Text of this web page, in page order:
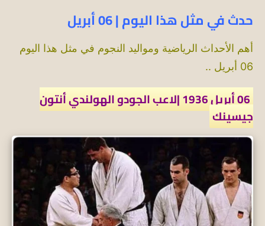
حدث في مثل هذا اليوم | 06 أبريل
أهم الأحداث الرياضية ومواليد النجوم في مثل هذا اليوم
06 أبريل ..
06 أبريل 1936 |لاعب الجودو الهولندي أنتون
جيسينك